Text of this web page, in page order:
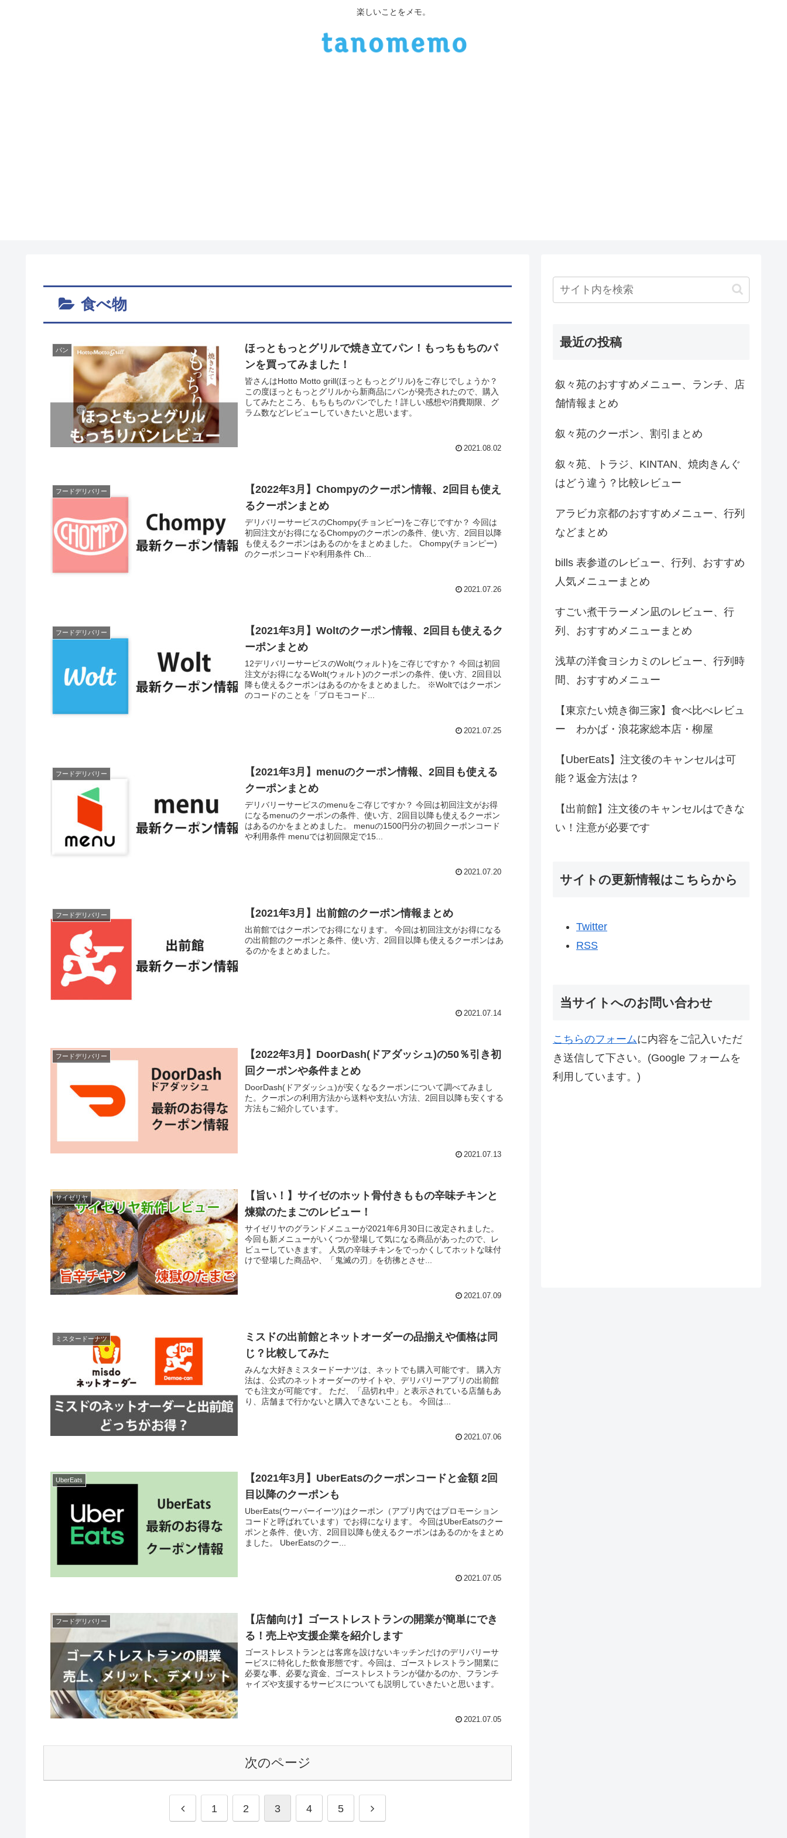
楽しいことをメモ。
食べ物
パン
ほっともっとグリルで焼き立てパン！もっちもちのパ
ンを買ってみました！
皆さんはHotto Motto grill(ほっともっとグリル)をご存じでしょうか？
この度ほっともっとグリルから新商品にパンが発売されたので、購入
してみたところ、もちもちのパンでした！詳しい感想や消費期限、グ
ラム数などレビューしていきたいと思います。
2021.08.02
フードデリバリー
【2022年3月】Chompyのクーポン情報、2回目も使え
るクーポンまとめ
デリバリーサービスのChompy(チョンピー)をご存じですか？ 今回は
初回注文がお得になるChompyのクーポンの条件、使い方、2回目以降
も使えるクーポンはあるのかをまとめました。 Chompy(チョンピー)
のクーポンコードや利用条件 Ch...
2021.07.26
フードデリバリー
【2021年3月】Woltのクーポン情報、2回目も使えるク
ーポンまとめ
12デリバリーサービスのWolt(ウォルト)をご存じですか？ 今回は初回
注文がお得になるWolt(ウォルト)のクーポンの条件、使い方、2回目以
降も使えるクーポンはあるのかをまとめました。 ※Woltではクーポン
のコードのことを「プロモコード...
2021.07.25
フードデリバリー
【2021年3月】menuのクーポン情報、2回目も使える
クーポンまとめ
デリバリーサービスのmenuをご存じですか？ 今回は初回注文がお得
になるmenuのクーポンの条件、使い方、2回目以降も使えるクーポン
はあるのかをまとめました。 menuの1500円分の初回クーポンコード
や利用条件 menuでは初回限定で15...
2021.07.20
フードデリバリー 【2021年3月】出前館のクーポン情報まとめ
出前館ではクーポンでお得になります。 今回は初回注文がお得になる
の出前館のクーポンと条件、使い方、2回目以降も使えるクーポンはあ
るのかをまとめました。
2021.07.14
フードデリバリー
【2022年3月】DoorDash(ドアダッシュ)の50％引き初
回クーポンや条件まとめ
DoorDash(ドアダッシュ)が安くなるクーポンについて調べてみまし
た。クーポンの利用方法から送料や支払い方法、2回目以降も安くする
方法もご紹介しています。
2021.07.13
サイゼリヤ
【旨い！】サイゼのホット骨付きももの辛味チキンと
煉獄のたまごのレビュー！
サイゼリヤのグランドメニューが2021年6月30日に改定されました。
今回も新メニューがいくつか登場して気になる商品があったので、レ
ビューしていきます。 人気の辛味チキンをでっかくしてホットな味付
けで登場した商品や、「鬼滅の刃」を彷彿とさせ...
2021.07.09
ミスタードーナツ
ミスドの出前館とネットオーダーの品揃えや価格は同
じ？比較してみた
みんな大好きミスタードーナツは、ネットでも購入可能です。 購入方
法は、公式のネットオーダーのサイトや、デリバリーアプリの出前館
でも注文が可能です。 ただ、「品切れ中」と表示されている店舗もあ
り、店舗まで行かないと購入できないことも。 今回は...
2021.07.06
UberEats
【2021年3月】UberEatsのクーポンコードと金額 2回
目以降のクーポンも
UberEats(ウーバーイーツ)はクーポン（アプリ内ではプロモーション
コードと呼ばれています）でお得になります。 今回はUberEatsのクー
ポンと条件、使い方、2回目以降も使えるクーポンはあるのかをまとめ
ました。 UberEatsのクー...
2021.07.05
フードデリバリー
【店舗向け】ゴーストレストランの開業が簡単にでき
る！売上や支援企業を紹介します
ゴーストレストランとは客席を設けないキッチンだけのデリバリーサ
ービスに特化した飲食形態です。今回は、ゴーストレストラン開業に
必要な事、必要な資金、ゴーストレストランが儲かるのか、フランチ
ャイズや支援するサービスについても説明していきたいと思います。
2021.07.05
次のページ
前 1 2 3 4 5 次
最近の投稿
叙々苑のおすすめメニュー、ランチ、店
舗情報まとめ
叙々苑のクーポン、割引まとめ
叙々苑、トラジ、KINTAN、焼肉きんぐ
はどう違う？比較レビュー
アラビカ京都のおすすめメニュー、行列
などまとめ
bills 表参道のレビュー、行列、おすすめ
人気メニューまとめ
すごい煮干ラーメン凪のレビュー、行
列、おすすめメニューまとめ
浅草の洋食ヨシカミのレビュー、行列時
間、おすすめメニュー
【東京たい焼き御三家】食べ比べレビュ
ー わかば・浪花家総本店・柳屋
【UberEats】注文後のキャンセルは可
能？返金方法は？
【出前館】注文後のキャンセルはできな
い！注意が必要です
サイトの更新情報はこちらから
Twitter
RSS
当サイトへのお問い合わせ
こちらのフォームに内容をご記入いただ
き送信して下さい。(Google フォームを
利用しています。)